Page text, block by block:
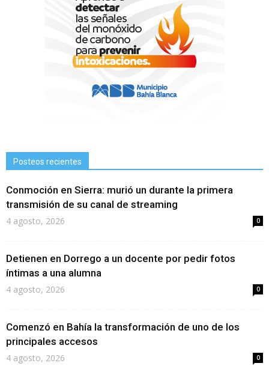
Posteos recientes
Conmoción en Sierra: murió un durante la primera
transmisión de su canal de streaming
4 agosto, 2026 0
Detienen en Dorrego a un docente por pedir fotos
íntimas a una alumna
4 agosto, 2026 0
Comenzó en Bahía la transformación de uno de los
principales accesos
4 agosto, 2026 0